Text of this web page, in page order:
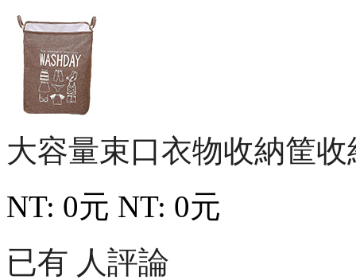
大容量束口衣物收納筐
NT: 0元 NT: 0元
已有 人評論